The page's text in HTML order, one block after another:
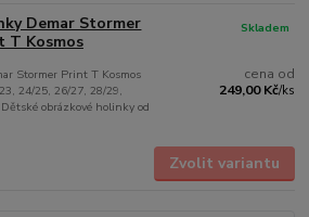
Demar Stormer
T Kosmos
Stormer Print T Kosmos
24/25, 26/27, 28/29,
obrázkové holinky od
cena od
249,00 Kč/ks
Skladem
Zvolit variantu